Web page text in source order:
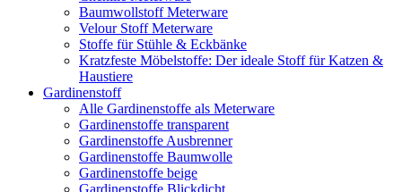
Baumwollstoff Meterware
Velour Stoff Meterware
Stoffe für Stühle & Eckbänke
Kratzfeste Möbelstoffe: Der ideale Stoff für Katzen &
Haustiere
Gardinenstoff
Alle Gardinenstoffe als Meterware
Gardinenstoffe transparent
Gardinenstoffe Ausbrenner
Gardinenstoffe Baumwolle
Gardinenstoffe beige
Gardinenstoffe Blickdicht